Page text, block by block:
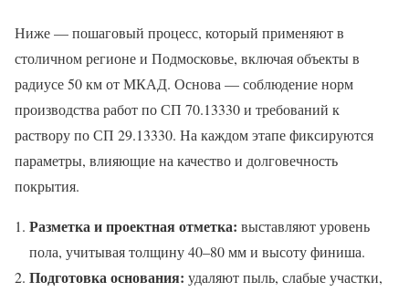
Ниже — пошаговый процесс, который применяют в
столичном регионе и Подмосковье, включая объекты в
радиусе 50 км от МКАД. Основа — соблюдение норм
производства работ по СП 70.13330 и требований к
раствору по СП 29.13330. На каждом этапе фиксируются
параметры, влияющие на качество и долговечность
покрытия.
Разметка и проектная отметка: выставляют уровень
пола, учитывая толщину 40–80 мм и высоту финиша.
Подготовка основания: удаляют пыль, слабые участки,